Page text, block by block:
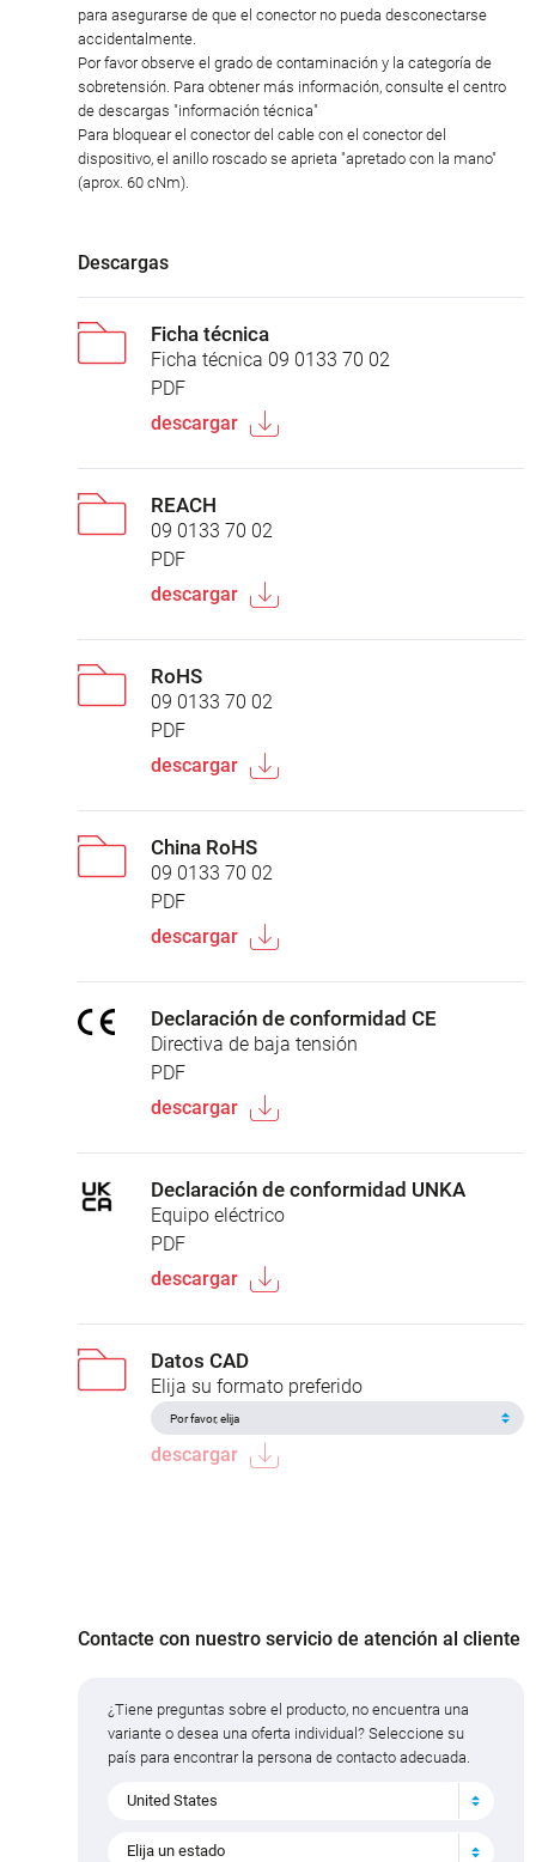
para asegurarse de que el conector no pueda desconectarse
accidentalmente.
Por favor observe el grado de contaminación y la categoría de
sobretensión. Para obtener más información, consulte el centro
de descargas "información técnica"
Para bloquear el conector del cable con el conector del
dispositivo, el anillo roscado se aprieta "apretado con la mano"
(aprox. 60 cNm).
Descargas
Ficha técnica
Ficha técnica 09 0133 70 02
PDF
descargar
REACH
09 0133 70 02
PDF
descargar
RoHS
09 0133 70 02
PDF
descargar
China RoHS
09 0133 70 02
PDF
descargar
Declaración de conformidad CE
Directiva de baja tensión
PDF
descargar
Declaración de conformidad UNKA
Equipo eléctrico
PDF
descargar
Datos CAD
Elija su formato preferido
descargar
Contacte con nuestro servicio de atención al cliente
¿Tiene preguntas sobre el producto, no encuentra una
variante o desea una oferta individual? Seleccione su
país para encontrar la persona de contacto adecuada.
United States
Elija un estado